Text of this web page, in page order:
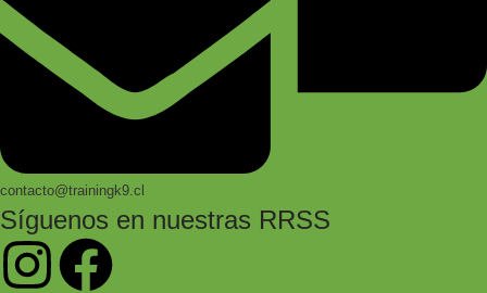
contacto@trainingk9.cl
Síguenos en nuestras RRSS